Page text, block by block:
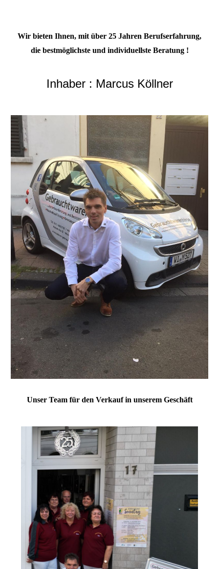
Wir bieten Ihnen, mit über 25 Jahren Berufserfahrung,
die bestmöglichste und individuellste Beratung !
Inhaber : Marcus Köllner
Unser Team für den Verkauf in unserem Geschäft